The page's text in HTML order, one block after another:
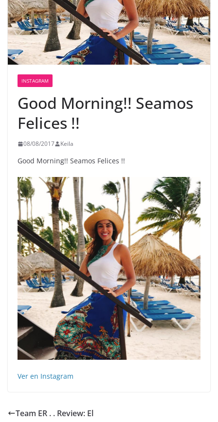
INSTAGRAM
Good Morning!! Seamos
Felices !!
08/08/2017 Keila
Good Morning!! Seamos Felices !!
Ver en Instagram
Team ER ️. . Review: El